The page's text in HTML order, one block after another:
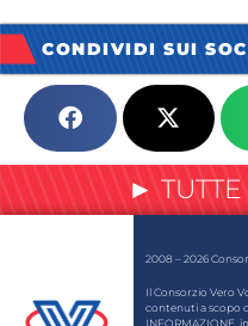
CONDIVIDI SUI
►
2008 – 2026
Il Consorzio Vero
contenuti a scopo
INFORMAZIONE,